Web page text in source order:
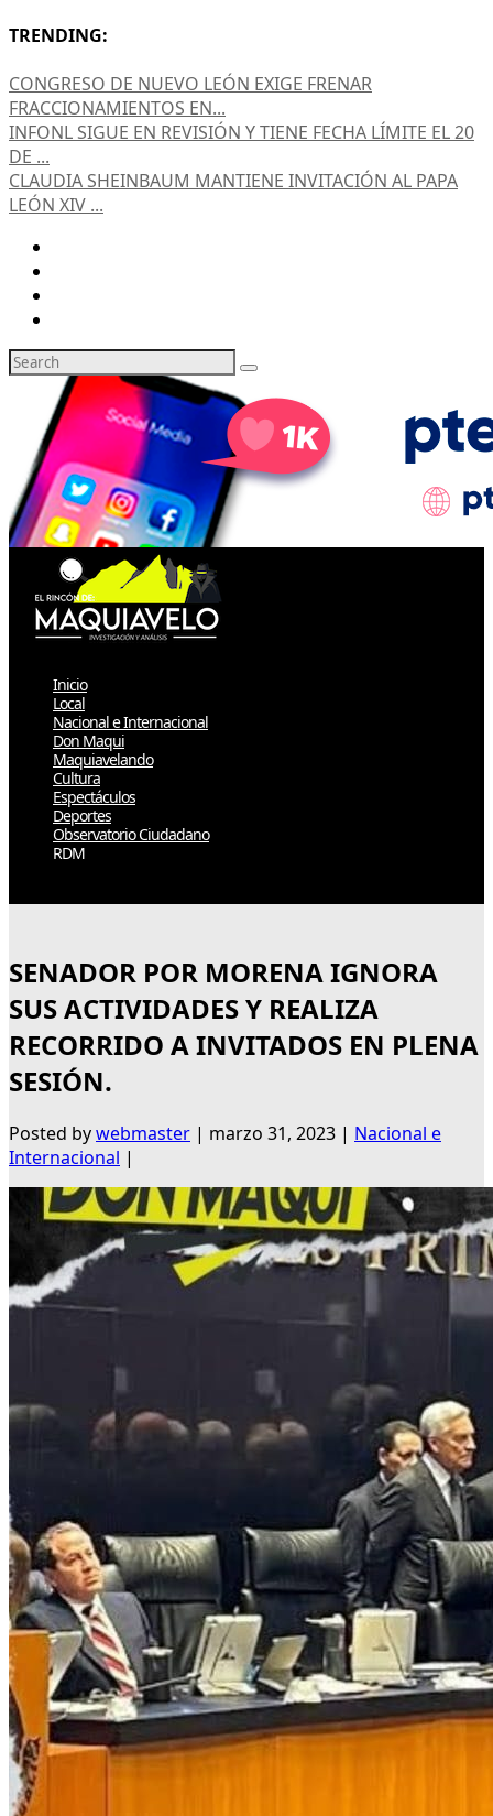
TRENDING:
CONGRESO DE NUEVO LEÓN EXIGE FRENAR
FRACCIONAMIENTOS EN...
INFONL SIGUE EN REVISIÓN Y TIENE FECHA LÍMITE EL 20
DE ...
CLAUDIA SHEINBAUM MANTIENE INVITACIÓN AL PAPA
LEÓN XIV ...
Inicio
Local
Nacional e Internacional
Don Maqui
Maquiavelando
Cultura
Espectáculos
Deportes
Observatorio Ciudadano
RDM
SENADOR POR MORENA IGNORA
SUS ACTIVIDADES Y REALIZA
RECORRIDO A INVITADOS EN PLENA
SESIÓN.
Posted bywebmaster | marzo 31, 2023 | Nacional e
Internacional |